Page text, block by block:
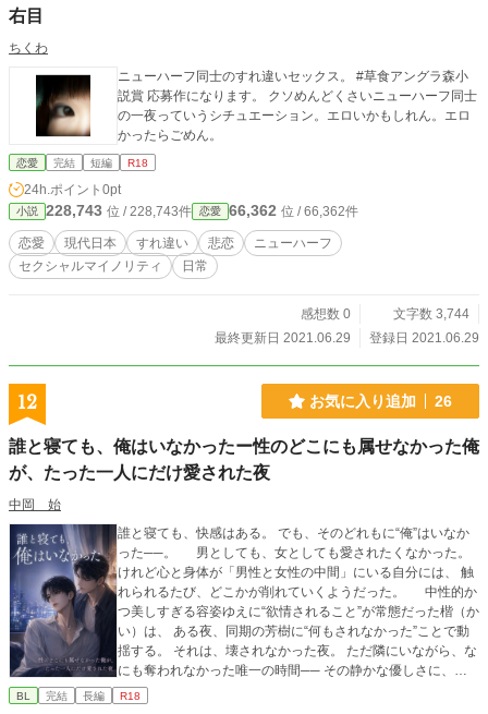
右目
ちくわ
ニューハーフ同士のすれ違いセックス。 #草食アングラ森小
説賞 応募作になります。 クソめんどくさいニューハーフ同士
の一夜っていうシチュエーション。エロいかもしれん。エロ
かったらごめん。
恋愛 完結 短編 R18
24h.ポイント 0pt
小説 228,743 位 / 228,743件 恋愛 66,362 位 / 66,362件
恋愛 現代日本 すれ違い 悲恋
ニューハーフ
セクシャルマイノリティ
日常
感想数 0
文字数 3,744
最終更新日 2021.06.29
登録日 2021.06.29
12 お気に入り追加 26
誰と寝ても、俺はいなかったー性のどこにも属せなかった俺
が、たった一人にだけ愛された夜
中岡 始
誰と寝ても、快感はある。 でも、そのどれもに“俺”はいなか
った──。 男としても、女としても愛されたくなかった。
けれど心と身体が「男性と女性の中間」にいる自分には、 触
れられるたび、どこかが削れていくようだった。 中性的か
つ美しすぎる容姿ゆえに“欲情されること”が常態だった楷（か
い）は、 ある夜、同期の芳樹に“何もされなかった”ことで動
揺する。 それは、壊されなかった夜。 ただ隣にいながら、な
にも奪われなかった唯一の時間── その静かな優しさに、楷
の内側が静かに崩れていく。 「してもいい」ではなく、
BL 完結 長編 R18